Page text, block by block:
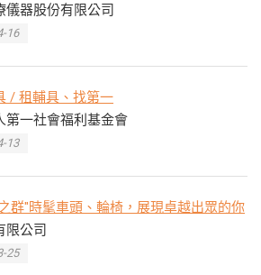
儀器股份有限公司
16
/ 租輔具、找第一
第一社會福利基金會
13
群"時髦車頭、輪椅，展現卓越出眾的你
限公司
25